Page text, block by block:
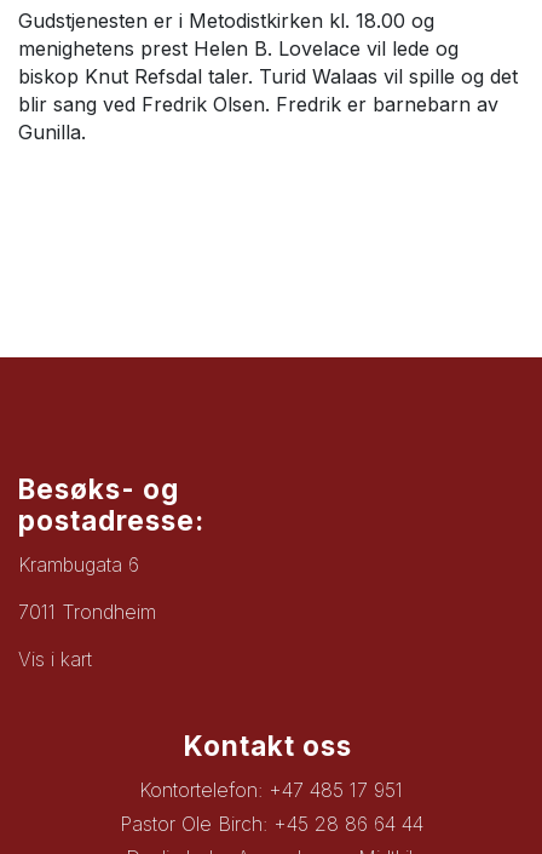
Gudstjenesten er i Metodistkirken kl. 18.00 og
menighetens prest Helen B. Lovelace vil lede og
biskop Knut Refsdal taler. Turid Walaas vil spille og det
blir sang ved Fredrik Olsen. Fredrik er barnebarn av
Gunilla.
Besøks- og
postadresse:
Krambugata 6
7011 Trondheim
Vis i kart
Kontakt oss
Kontortelefon: +47 485 17 951
Pastor Ole Birch: +45 28 86 64 44